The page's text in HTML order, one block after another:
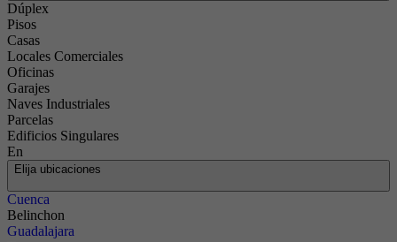
Dúplex
Pisos
Casas
Locales Comerciales
Oficinas
Garajes
Naves Industriales
Parcelas
Edificios Singulares
En
Elija ubicaciones
Cuenca
Belinchon
Guadalajara